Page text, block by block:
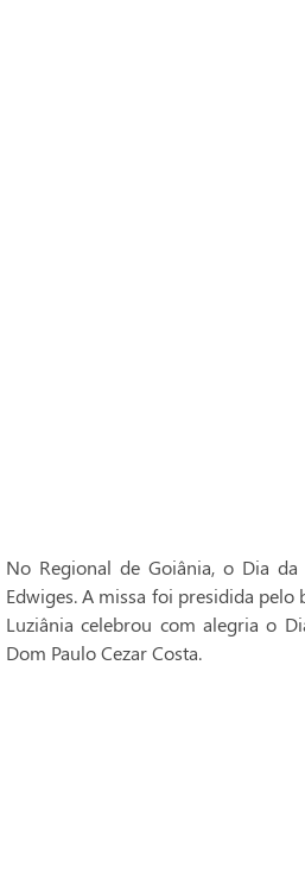
No Regional de Goiânia, o Dia
Edwiges. A missa foi presidida
Luziânia celebrou com alegria o
Dom Paulo Cezar Costa.